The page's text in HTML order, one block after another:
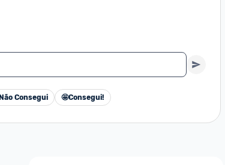
Não Consegui 🤩Consegui!